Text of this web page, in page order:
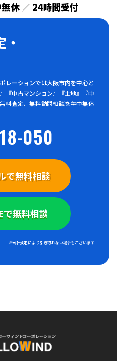
休 ／ 24時間受付
レーションでは大阪市内を中心と
『中古マンション』『土地』『中
料査定、無料訪問相談を年中無休
050
で無料相談
で無料相談
※当社規定により引き取れない場合もございます